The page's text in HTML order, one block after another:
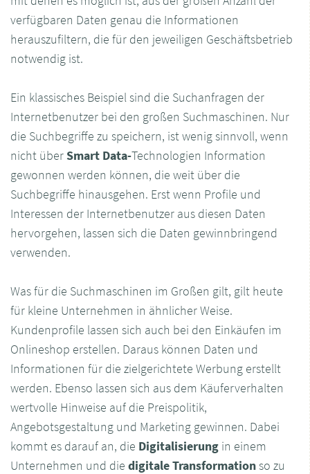
verfügbaren Daten genau die Informationen
herauszufiltern, die für den jeweiligen Geschäftsbetrieb
notwendig ist.
Ein klassisches Beispiel sind die Suchanfragen der
Internetbenutzer bei den großen Suchmaschinen. Nur
die Suchbegriffe zu speichern, ist wenig sinnvoll, wenn
nicht überSmart Data-Technologien Information
gewonnen werden können, die weit über die
Suchbegriffe hinausgehen. Erst wenn Profile und
Interessen der Internetbenutzer aus diesen Daten
hervorgehen, lassen sich die Daten gewinnbringend
verwenden.
Was für die Suchmaschinen im Großen gilt, gilt heute
für kleine Unternehmen in ähnlicher Weise.
Kundenprofile lassen sich auch bei den Einkäufen im
Onlineshop erstellen. Daraus können Daten und
Informationen für die zielgerichtete Werbung erstellt
werden. Ebenso lassen sich aus dem Käuferverhalten
wertvolle Hinweise auf die Preispolitik,
Angebotsgestaltung und Marketing gewinnen. Dabei
kommt es darauf an, die Digitalisierung in einem
Unternehmen und die digitale Transformationso zu